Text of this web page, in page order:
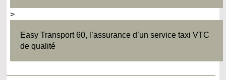
>
Easy Transport 60, l’assurance d’un service taxi VTC
de qualité